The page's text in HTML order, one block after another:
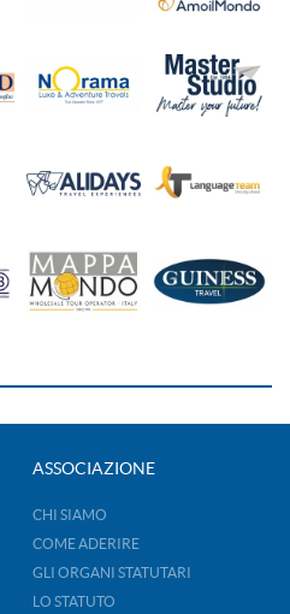
ASSOCIAZIONE
CHI SIAMO
COME ADERIRE
GLI ORGANI STATUTARI
LO STATUTO